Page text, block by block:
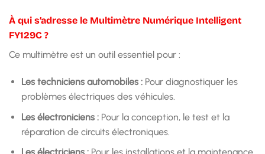
À qui s’adresse le Multimètre Numérique Intelligent
FY129C ?
Ce multimètre est un outil essentiel pour :
Les techniciens automobiles :Pour diagnostiquer les
problèmes électriques des véhicules.
Les électroniciens :Pour la conception, le test et la
réparation de circuits électroniques.